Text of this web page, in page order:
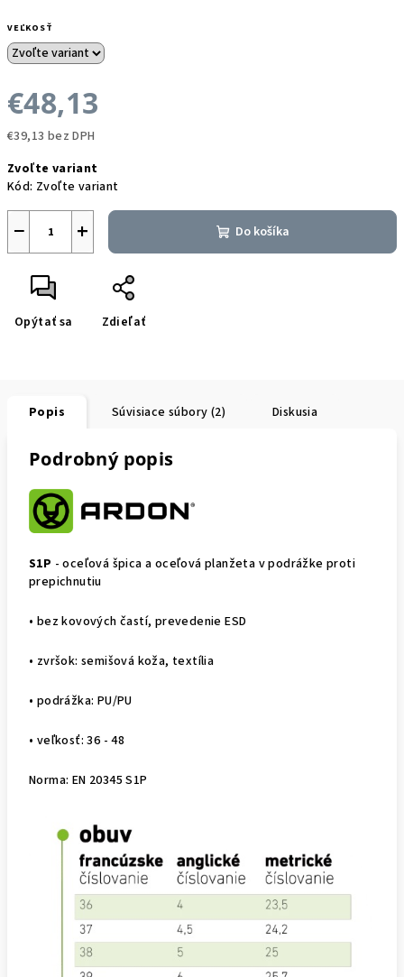
VEĽKOSŤ
€48,13
€39,13 bez DPH
cena:
Zvoľte variant
Kód: Zvoľte variant
+
− Do košíka
Opýtať sa Zdieľať
Popis Súvisiace súbory (2) Diskusia
Podrobný popis
S1P - oceľová špica a oceľová planžeta v podrážke proti
prepichnutiu
• bez kovových častí, prevedenie ESD
• zvršok: semišová koža, textília
• podrážka: PU/PU
• veľkosť: 36 - 48
Norma: EN 20345 S1P